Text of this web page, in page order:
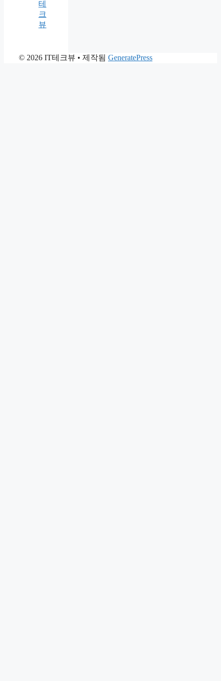
테
크
뷰
© 2026 IT테크뷰 • 제작됨 GeneratePress